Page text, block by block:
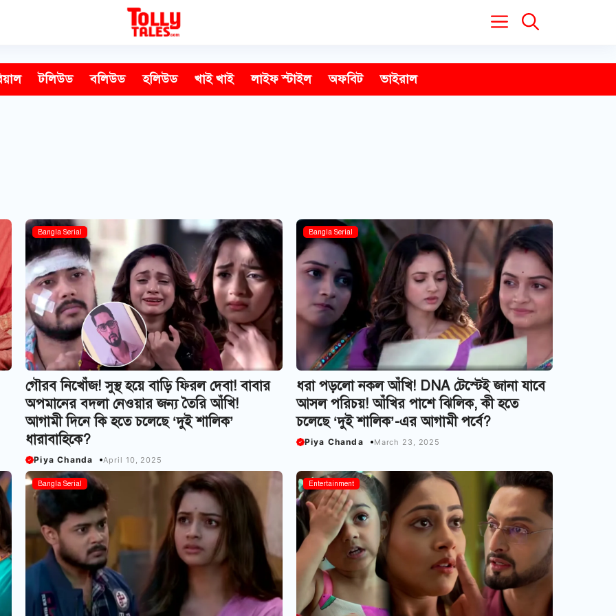
টলিউড বলিউড হলিউড খাই খাই লাইফ স্টাইল অফবিট ভাইরাল
Bangla Serial
গৌরব নিখোঁজ! সুস্থ হয়ে বাড়ি ফিরল দেবা! বাবার
অপমানের বদলা নেওয়ার জন্য তৈরি আঁখি!
আগামী দিনে কি হতে চলেছে ‘দুই শালিক’
ধারাবাহিকে?
Piya Chanda April 10, 2025
Bangla Serial
ধরা পড়লো নকল আঁখি! DNA টেস্টেই জানা যাবে
আসল পরিচয়! আঁখির পাশে ঝিলিক, কী হতে
চলেছে ‘দুই শালিক’-এর আগামী পর্বে?
Piya Chanda March 23, 2025
Bangla Serial Bangla Serial
Entertainment